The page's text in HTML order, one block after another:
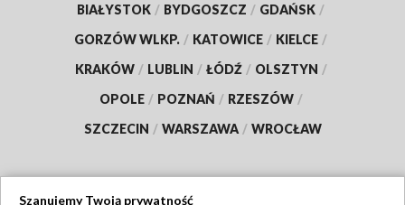
BIAŁYSTOK / BYDGOSZCZ / GDAŃSK /
GORZÓW WLKP. / KATOWICE / KIELCE /
KRAKÓW / LUBLIN / ŁÓDŹ / OLSZTYN /
OPOLE / POZNAŃ / RZESZÓW /
SZCZECIN / WARSZAWA / WROCŁAW
Szanujemy Twoją prywatność